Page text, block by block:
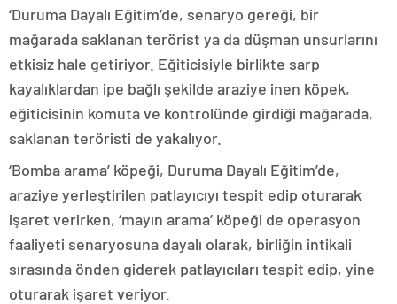
‘Duruma Dayalı Eğitim’de, senaryo gereği, bir
mağarada saklanan terörist ya da düşman unsurlarını
etkisiz hale getiriyor. Eğiticisiyle birlikte sarp
kayalıklardan ipe bağlı şekilde araziye inen köpek,
eğiticisinin komuta ve kontrolünde girdiği mağarada,
saklanan teröristi de yakalıyor.
‘Bomba arama’ köpeği, Duruma Dayalı Eğitim’de,
araziye yerleştirilen patlayıcıyı tespit edip oturarak
işaret verirken, ‘mayın arama’ köpeği de operasyon
faaliyeti senaryosuna dayalı olarak, birliğin intikali
sırasında önden giderek patlayıcıları tespit edip, yine
oturarak işaret veriyor.